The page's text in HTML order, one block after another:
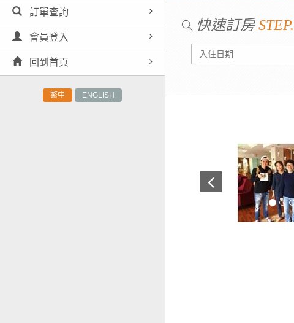
訂單查詢
會員登入
回到首頁
繁中 ENGLISH
快速訂房